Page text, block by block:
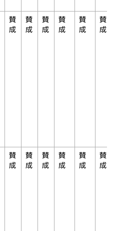
賛
成
賛
成
賛
成
賛
成
賛
成
賛
成
賛
成
賛
成
賛
成
賛
成
賛
成
賛
成